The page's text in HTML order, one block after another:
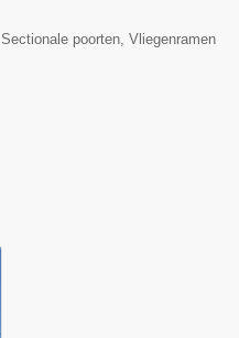
poorten, Vliegenramen